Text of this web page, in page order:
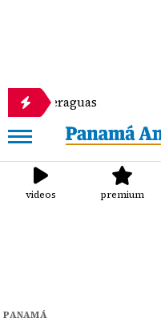
Nueva
videos premium
PANAMÁ